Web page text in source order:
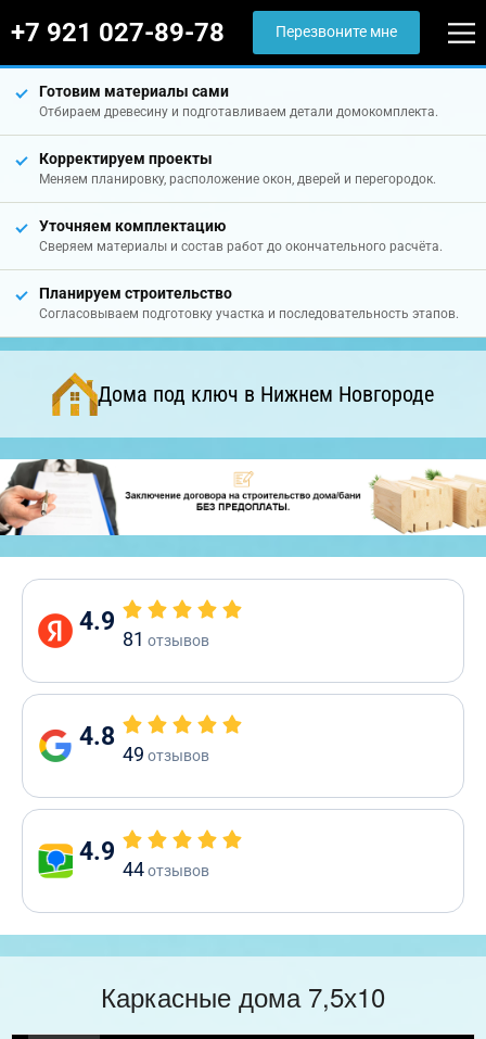
+7 921 027-89-78 Перезвоните мне
Готовим материалы сами
Отбираем древесину и подготавливаем детали домокомплекта.
Корректируем проекты
Меняем планировку, расположение окон, дверей и перегородок.
Уточняем комплектацию
Сверяем материалы и состав работ до окончательного расчёта.
Планируем строительство
Согласовываем подготовку участка и последовательность этапов.
Дома под ключ в Нижнем Новгороде
4.9
81 отзывов
4.8
49 отзывов
4.9
44отзывов
Каркасные дома 7,5х10